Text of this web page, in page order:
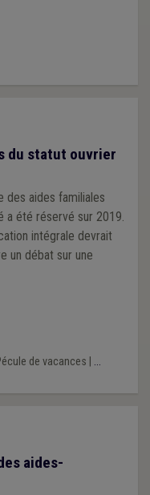
du statut ouvrier
des aides familiales
a été réservé sur 2019.
intégrale devrait
un débat sur une
de vacances ...
aides-